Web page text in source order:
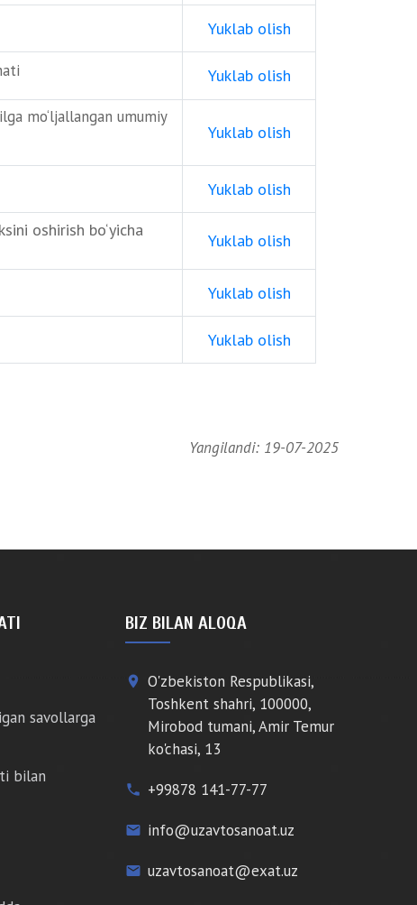
Yuklab olish
Yuklab olish
mo‘ljallangan umumiy
Yuklab olish
Yuklab olish
oshirish bo‘yicha
Yuklab olish
Yuklab olish
Yuklab olish
Yangilandi: 19-07-2025
savollarga
bilan
BIZ BILAN ALOQA
place O'zbekiston Respublikasi,
Toshkent shahri, 100000,
Mirobod tumani, Amir Temur
ko'chasi, 13
phone +99878 141-77-77
email info@uzavtosanoat.uz
email uzavtosanoat@exat.uz